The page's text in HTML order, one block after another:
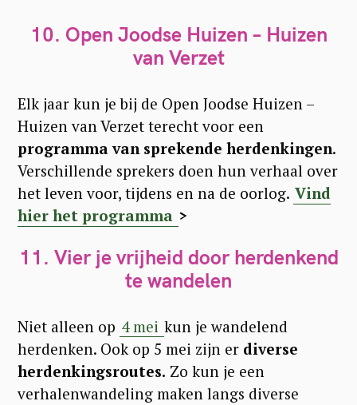
10. Open Joodse Huizen – Huizen
van Verzet
Elk jaar kun je bij de Open Joodse Huizen –
Huizen van Verzet terecht voor een
programma van sprekende herdenkingen.
Verschillende sprekers doen hun verhaal over
het leven voor, tijdens en na de oorlog. Vind
hier het programma >
11. Vier je vrijheid door herdenkend
te wandelen
Niet alleen op 4 mei kun je wandelend
herdenken. Ook op 5 mei zijn er diverse
herdenkingsroutes. Zo kun je een
verhalenwandeling maken langs diverse